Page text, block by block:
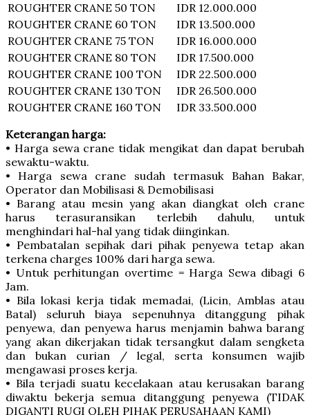
ROUGHTER CRANE 50 TON
IDR 12.000.000
ROUGHTER CRANE 60 TON
IDR 13.500.000
ROUGHTER CRANE 75 TON
IDR 16.000.000
ROUGHTER CRANE 80 TON
IDR 17.500.000
ROUGHTER CRANE 100 TON
IDR 22.500.000
ROUGHTER CRANE 130 TON
IDR 26.500.000
ROUGHTER CRANE 160 TON
IDR 33.500.000
Keterangan harga:
• Harga sewa crane tidak mengikat dan dapat berubah
sewaktu-waktu.
• Harga sewa crane sudah termasuk Bahan Bakar,
Operator dan Mobilisasi & Demobilisasi
• Barang atau mesin yang akan diangkat oleh crane
harus terasuransikan terlebih dahulu, untuk
menghindari hal-hal yang tidak diinginkan.
• Pembatalan sepihak dari pihak penyewa tetap akan
terkena charges 100% dari harga sewa.
• Untuk perhitungan overtime = Harga Sewa dibagi 6
Jam.
• Bila lokasi kerja tidak memadai, (Licin, Amblas atau
Batal) seluruh biaya sepenuhnya ditanggung pihak
penyewa, dan penyewa harus menjamin bahwa barang
yang akan dikerjakan tidak tersangkut dalam sengketa
dan bukan curian / legal, serta konsumen wajib
mengawasi proses kerja.
• Bila terjadi suatu kecelakaan atau kerusakan barang
diwaktu bekerja semua ditanggung penyewa (TIDAK
DIGANTI RUGI OLEH PIHAK PERUSAHAAN KAMI)